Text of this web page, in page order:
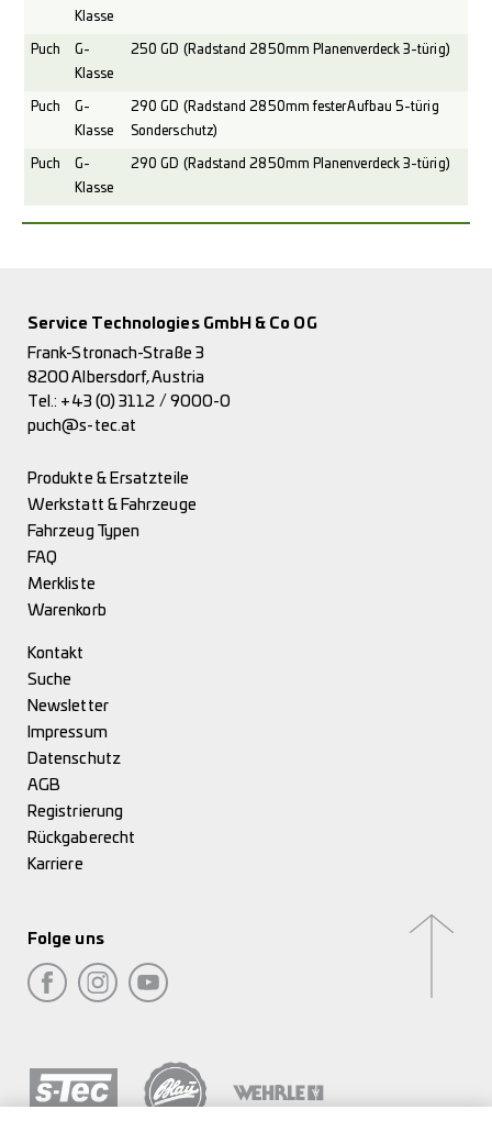
Klasse
Puch
G-
Klasse
250 GD (Radstand 2850mm Planenverdeck 3-türig)
Puch
G-
Klasse
290 GD (Radstand 2850mm fester Aufbau 5-türig
Sonderschutz)
Puch
G-
Klasse
290 GD (Radstand 2850mm Planenverdeck 3-türig)
Service Technologies GmbH & Co OG
Frank-Stronach-Straße 3
8200 Albersdorf, Austria
Tel.: +43 (0) 3112 / 9000-0
puch@s-tec.at
Produkte & Ersatzteile
Werkstatt & Fahrzeuge
Fahrzeug Typen
FAQ
Merkliste
Warenkorb
Kontakt
Suche
Newsletter
Impressum
Datenschutz
AGB
Registrierung
Rückgaberecht
Karriere
Folge uns